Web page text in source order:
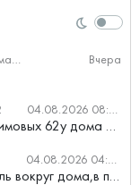
Гость 7370, 12.03.2020 Вебинар от Нмаркет.ПРО: «Актуальное об ипотеке: что нужно знать» Вчера
04.08.2026 08:34
На сайте форум жильцов бр.касимовых 62у дома растут красивые...
04.08.2026 04:46
Почему всю зелень косят под ноль вокруг дома,в полисадниках....